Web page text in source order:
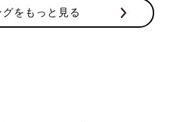
をもっと見る